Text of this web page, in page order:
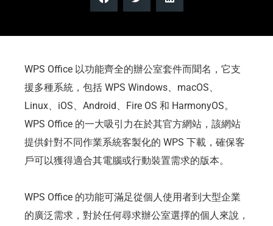
WPS Office 以功能齊全的辦公室套件而聞名，它支
援多種系統，包括 WPS Windows、macOS、
Linux、iOS、Android、Fire OS 和 HarmonyOS。
WPS Office 的一大吸引力在於其官方網站，該網站
提供針對不同作業系統客製化的 WPS 下載，確保客
戶可以獲得適合其電腦或行動裝置需求的版本。
WPS Office 的功能可滿足從個人使用者到大型企業
的廣泛需求，對於任何尋求辦公室選擇的個人來說，